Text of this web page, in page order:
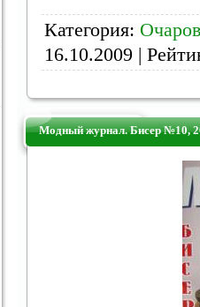
Категория:
16.10.2009 |
Модный журнал. Бисер №10,